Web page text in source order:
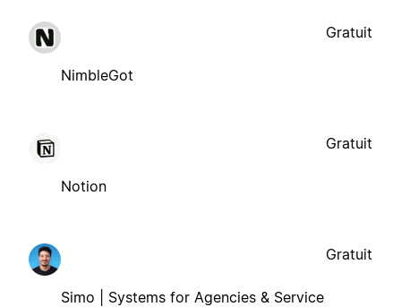
NimbleGot
Gratuit
Notion
Gratuit
Simo | Systems for Agencies & Service
Gratuit